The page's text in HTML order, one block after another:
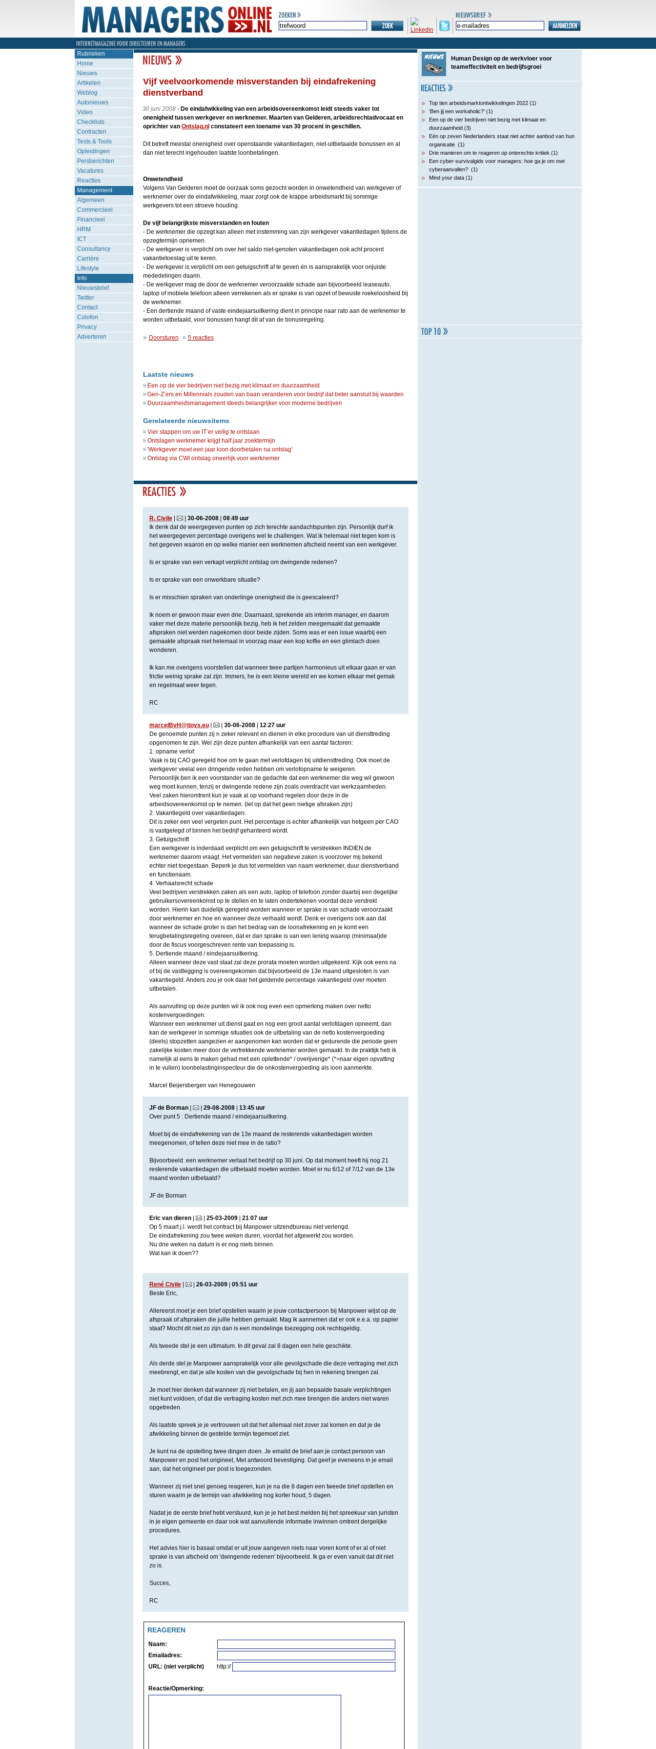
Rubrieken
Home
Nieuws
Artikelen
Weblog
Autonieuws
Video
Checklists
Contracten
Tests & Tools
Opleidingen
Persberichten
Vacatures
Reacties
Management
Algemeen
Commercieel
Financieel
HRM
ICT
Consultancy
Carrière
Lifestyle
Info
Nieuwsbrief
Twitter
Contact
Colofon
Privacy
Adverteren
Vijf veelvoorkomende misverstanden bij eindafrekening
dienstverband
30 juni 2008- De eindafwikkeling van een arbeidsovereenkomst leidt steeds vaker tot
onenigheid tussen werkgever en werknemer. Maarten van Gelderen, arbeidsrechtadvocaat en
oprichter van Ontslag.nl constateert een toename van 30 procent in geschillen.
Dit betreft meestal onenigheid over openstaande vakantiedagen, niet-uitbetaalde bonussen en al
dan niet terecht ingehouden laatste loonbetalingen.
Onwetendheid
Volgens Van Gelderen moet de oorzaak soms gezocht worden in onwetendheid van werkgever of
werknemer over de eindafwikkeling, maar zorgt ook de krappe arbeidsmarkt bij sommige
werkgevers tot een stroeve houding.
De vijf belangrijkste misverstanden en fouten
- De werknemer die opzegt kan alleen met instemming van zijn werkgever vakantiedagen tijdens de
opzegtermijn opnemen.
- De werkgever is verplicht om over het saldo niet-genoten vakantiedagen ook acht procent
vakantietoeslag uit te keren.
- De werkgever is verplicht om een getuigschrift af te geven én is aansprakelijk voor onjuiste
mededelingen daarin.
- De werkgever mag de door de werknemer veroorzaakte schade aan bijvoorbeeld leaseauto,
laptop of mobiele telefoon alleen verrekenen als er sprake is van opzet of bewuste roekeloosheid bij
de werknemer.
- Een dertiende maand of vaste eindejaarsuitkering dient in principe naar rato aan de werknemer te
worden uitbetaald, voor bonussen hangt dit af van de bonusregeling.
Doorsturen 5 reacties
Laatste nieuws
Een op de vier bedrijven niet bezig met klimaat en duurzaamheid
Gen-Z’ers en Millennials zouden van baan veranderen voor bedrijf dat beter aansluit bij waarden
Duurzaamheidsmanagement steeds belangrijker voor moderne bedrijven
Gerelateerde nieuwsitems
Vier stappen om uw IT’er veilig te ontslaan
Ontslagen werknemer krijgt half jaar zoektermijn
'Werkgever moet een jaar loon doorbetalen na ontslag'
Ontslag via CWI ontslag oneerlijk voor werknemer
R. Civile| | 30-06-2008| 08:49 uur
Ik denk dat de weergegeven punten op zich terechte aandachtspunten zijn. Personlijk durf ik
het weergegeven percentage overigens wel te challengen. Wat ik helemaal niet tegen kom is
het gegeven waaron en op welke manier een werknemen afscheid neemt van een werkgever.
Is er sprake van een verkapt verplicht ontslag om dwingende redenen?
Is er sprake van een onwerkbare situatie?
Is er misschien spraken van onderlinge onenigheid die is geescaleerd?
Ik noem er gewoon maar even drie. Daarnaast, sprekende als interim manager, en daarom
vaker met deze materie persoonlijk bezig, heb ik het zelden meegemaakt dat gemaakte
afspraken niet werden nagekomen door beide zijden. Soms was er een issue waarbij een
gemaakte afspraak niet helemaal in voorzag maar een kop koffie en een glimlach doen
wonderen.
Ik kan me overigens voorstellen dat wanneer twee partijen harmonieus uit elkaar gaan er van
frictie weinig sprake zal zijn. Immers, he is een kleine wereld en we komen elkaar met gemak
en regelmaat weer tegen.
RC
marcelBvH@tjoys.eu| | 30-06-2008| 12:27 uur
De genoemde punten zij n zeker relevant en dienen in elke procedure van uit diensttreding
opgenomen te zijn. Wel zijn deze punten afhankelijk van een aantal factoren:
1. opname verlof:
Vaak is bij CAO geregeld hoe om te gaan met verlofdagen bij uitdiensttreding. Ook moet de
werkgever veelal een dringende reden hebben om verlofopname te weigeren.
Persoonlijk ben ik een voorstander van de gedachte dat een werknemer die weg wil gewoon
weg moet kunnen, tenzij er dwingende redene zijn zoals overdracht van werkzaamheden.
Veel zaken hieromtrent kun je vaak al op voorhand regelen door deze in de
arbeidsovereenkomst op te nemen. (let op dat het geen nietige afsraken zijn)
2. Vakantiegeld over vakantiedagen.
Dit is zeker een veel vergeten punt. Het percentage is echter afhankelijk van hetgeen per CAO
is vastgelegd of binnen het bedrijf gehanteerd wordt.
3. Getuigschrift
Een werkgever is inderdaad verplicht om een getuigschrift te verstrekken INDIEN de
werknemer daarom vraagt. Het vermelden van negatieve zaken is voorzover mij bekend
echter niet toegestaan. Beperk je dus tot vermelden van naam werknemer, duur dienstverband
en functienaam.
4. Verhaalsrecht schade
Veel bedrijven verstrekken zaken als een auto, laptop of telefoon zonder daarbij een degelijke
gebruikersovereenkomst op te stellen en te laten ondertekenen voordat deze verstrekt
worden. Hierin kan duidelijk geregeld worden wanneer er sprake is van schade veroorzaakt
door werknemer en hoe en wanneer deze verhaald wordt. Denk er overigens ook aan dat
wanneer de schade groter is dan het bedrag van de loonafrekening en je komt een
terugbetalingsregeling overeen, dat er dan sprake is van een lening waarop (minimaal)de
door de fiscus voorgeschreven rente van toepassing is.
5. Dertiende maand / eindejaarsuitkering.
Alleen wanneer deze vast staat zal deze prorata moeten worden uitgekeerd. Kijk ook eens na
of bij de vastlegging is overeengekomen dat bijvoorbeeld de 13e maand uitgesloten is van
vakantiegeld. Anders zou je ook daar het geldende percentage vakantiegeld over moeten
uitbetalen.
Als aanvulling op deze punten wil ik ook nog even een opmerking maken over netto
kostenvergoedingen:
Wanneer een werknemer uit dienst gaat en nog een groot aantal verlofdagen opneemt, dan
kan de werkgever in sommige situaties ook de uitbetaling van de netto kostenvergoeding
(deels) stopzetten aangezien er aangenomen kan worden dat er gedurende die periode geen
zakelijke kosten meer door de vertrekkende werknemer worden gemaakt. In de praktijk heb ik
namelijk al eens te maken gehad met een oplettende* / overijverige* (*=naar eigen opvatting
in te vullen) loonbelastinginspecteur die de onkostenvergoeding als loon aanmerkte.
Marcel Beijersbergen van Henegouwen
JF de Borman| | 29-08-2008| 13:45 uur
Over punt 5 : Dertiende maand / eindejaarsuitkering.
Moet bij de eindafrekening van de 13e maand de resterende vakantiedagen worden
meegenomen, of tellen deze niet mee in de ratio?
Bijvoorbeeld: een werknemer verlaat het bedrijf op 30 juni. Op dat moment heeft hij nog 21
resterende vakantiedagen die uitbetaald moeten worden. Moet er nu 6/12 of 7/12 van de 13e
maand worden uitbetaald?
JF de Borman
Eric van dieren| | 25-03-2009| 21:07 uur
Op 5 maart j.l. werdt het contract bij Manpower uitzendbureau niet verlengd.
De eindafrekening zou twee weken duren, voordat het afgewerkt zou worden.
Nu drie weken na datum is er nog niets binnen.
Wat kan ik doen??
René Civile| | 26-03-2009| 05:51 uur
Beste Eric,
Allereerst moet je een brief opstellen waarin je jouw contactpersoon bij Manpower wijst op de
afspraak of afspraken die jullie hebben gemaakt. Mag ik aannemen dat er ook e.e.a. op papier
staat? Mocht dit niet zo zijn dan is een mondelinge toezegging ook rechtsgeldig.
Als tweede stel je een ultimatum. In dit geval zal 8 dagen een hele geschikte.
Als derde stel je Manpower aansprakelijk voor alle gevolgschade die deze vertraging met zich
meebrengt, en dat je alle kosten van die gevolgschade bij hen in rekening brengen zal.
Je moet hier denken dat wanneer zij niet betalen, en jij aan bepaalde basale verplichtingen
niet kunt voldoen, of dat die vertraging kosten met zich mee brengen die anders niet waren
opgetreden.
Als laatste spreek je je vertrouwen uit dat het allemaal niet zover zal komen en dat je de
afwikkeling binnen de gestelde termijn tegemoet ziet.
Je kunt na de opstelling twee dingen doen. Je emaild de brief aan je contact persoon van
Manpower en post het origineel, Met antwoord bevestiging. Dat geef je eveneens in je email
aan, dat het origineel per post is toegezonden.
Wanneer zij niet snel genoeg reageren, kun je na die 8 dagen een tweede brief opstellen en
sturen waarin je de termijn van afwikkeling nog korter houd, 5 dagen.
Nadat je de eerste brief hebt verstuurd, kun je je het best melden bij het spreekuur van juristen
in je eigen gemeente en daar ook wat aanvullende informatie inwinnen omtrent dergelijke
procedures.
Het advies hier is basaal omdat er uit jouw aangeven niets naar voren komt of er al of niet
sprake is van afscheid om 'dwingende redenen' bijvoorbeeld. Ik ga er even vanuit dat dit niet
zo is.
Succes,
RC
REAGEREN
Naam:
Emailadres:
URL: (niet verplicht)
http://
Reactie/Opmerking:
Human Design op de werkvloer voor
teameffectiviteit en bedrijfsgroei
Top tien arbeidsmarktontwikkelingen 2022 (1)
‘Ben jij een workaholic?’ (1)
Een op de vier bedrijven niet bezig met klimaat en
duurzaamheid (3)
Eén op zeven Nederlanders staat niet achter aanbod van hun
organisatie (1)
Drie manieren om te reageren op onterechte kritiek (1)
Een cyber-survivalgids voor managers: hoe ga je om met
cyberaanvallen? (1)
Mind your data (1)